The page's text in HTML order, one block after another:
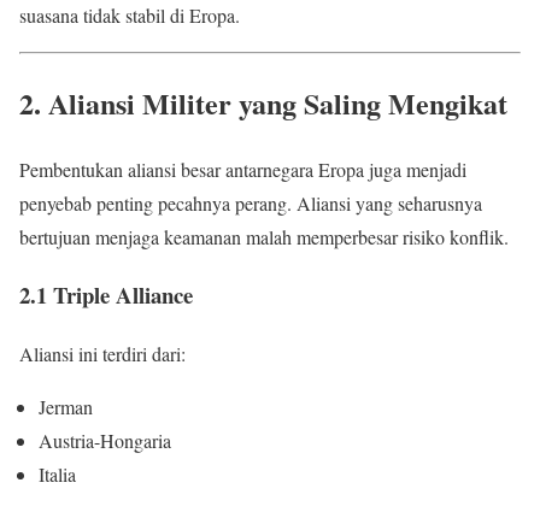
suasana tidak stabil di Eropa.
2. Aliansi Militer yang Saling Mengikat
Pembentukan aliansi besar antarnegara Eropa juga menjadi
penyebab penting pecahnya perang. Aliansi yang seharusnya
bertujuan menjaga keamanan malah memperbesar risiko konflik.
2.1 Triple Alliance
Aliansi ini terdiri dari:
Jerman
Austria-Hongaria
Italia